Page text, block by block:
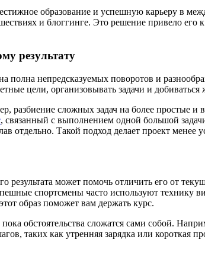
образование и успешную карьеру в
и блоггинге. Это решение привело
результату
полна непредсказуемых поворотов и
цели, организовывать задачи и
разбиение сложных задач на более простые
, связанный с выполнением одной большой
отдельно. Такой подход делает проект
может помочь отличить его от
спортсмены часто используют технику
образ поможет вам держать курс.
обстоятельства сложатся сами собой.
таких как утренняя зарядка или короткая